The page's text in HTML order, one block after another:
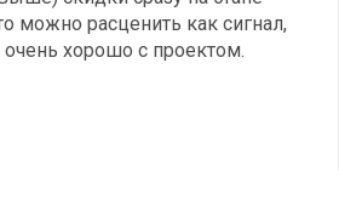
можно расценить как сигнал,
очень хорошо с проектом.